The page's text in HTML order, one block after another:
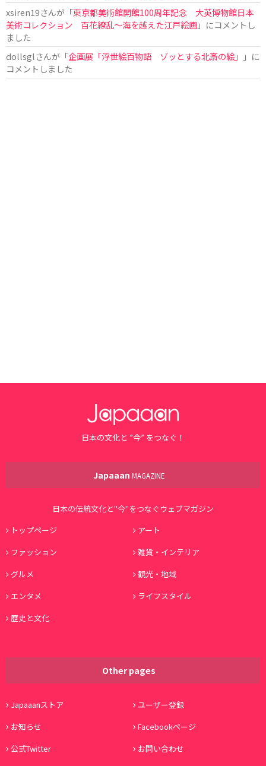
xsiren19さんが「東京都美術館開館100周年記念 大英博物館日本
美術コレクション 百花繚乱～海を越えた江戸絵画」にコメントし
ました
dollsglさんが「企画展「浮世絵百物語 ゾッとする北斎の絵」
」に
コメントしました
日本の文化と ”今” をつなぐ！
Japaaan MAGAZINE
日本の伝統文化と"今"をつなぐウェブマガジン
トップページ
アート
ファッション
雑貨・インテリア
グルメ
観光・地域
エンタメ
ライフスタイル
歴史と文化
Other pages
Japaaanストア
ユーザー登録
お知らせ
Facebookページ
公式Twitter
お問い合わせ